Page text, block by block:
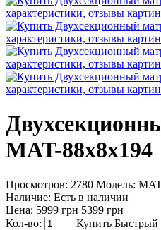
MAT-88x8x194
Просмотров: 2780 Модель:
Наличие: Есть в наличии
Цена: 5999 грн 5399 грн
Кол-во:
Купить Быстрый